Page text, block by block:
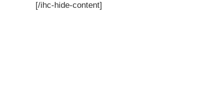
[/ihc-hide-content]